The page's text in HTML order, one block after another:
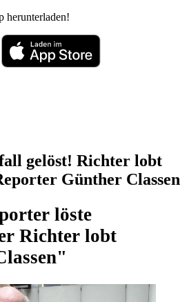
herunterladen!
gelöst! Richter lobt
Günther Classen
löste
Richter lobt